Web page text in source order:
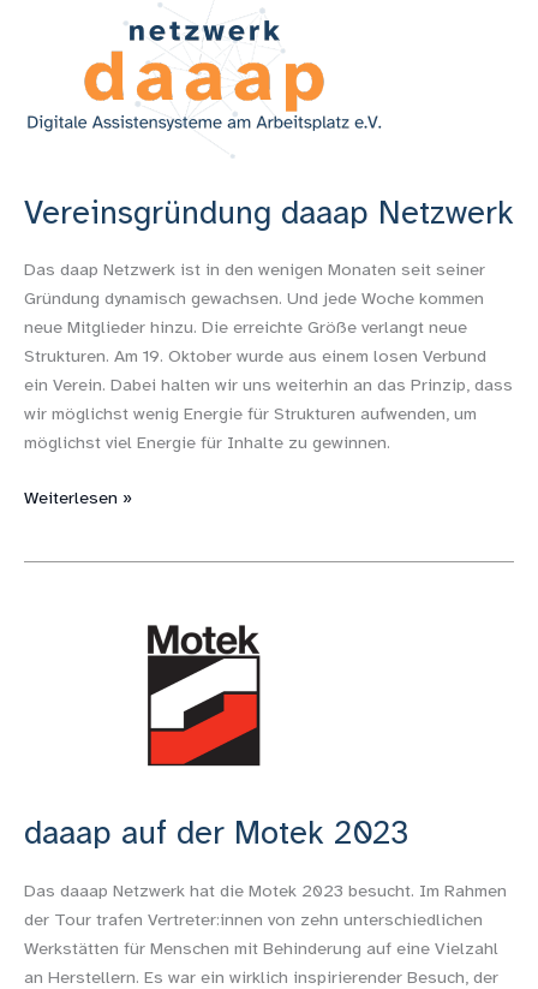
Vereinsgründung daaap Netzwerk
Das daap Netzwerk ist in den wenigen Monaten seit seiner
Gründung dynamisch gewachsen. Und jede Woche kommen
neue Mitglieder hinzu. Die erreichte Größe verlangt neue
Strukturen. Am 19. Oktober wurde aus einem losen Verbund
ein Verein. Dabei halten wir uns weiterhin an das Prinzip, dass
wir möglichst wenig Energie für Strukturen aufwenden, um
möglichst viel Energie für Inhalte zu gewinnen.
Weiterlesen »
daaap auf der Motek 2023
Das daaap Netzwerk hat die Motek 2023 besucht. Im Rahmen
der Tour trafen Vertreter:innen von zehn unterschiedlichen
Werkstätten für Menschen mit Behinderung auf eine Vielzahl
an Herstellern. Es war ein wirklich inspirierender Besuch, der